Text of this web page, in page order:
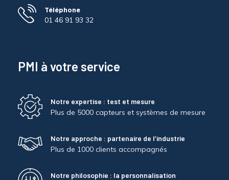
Téléphone
01 46 91 93 32
PMI à votre service
Notre expertise : test et mesure
Plus de 5000 capteurs et systèmes de mesure
Notre approche : partenaire de l’industrie
Plus de 1000 clients accompagnés
Notre philosophie : la personnalisation